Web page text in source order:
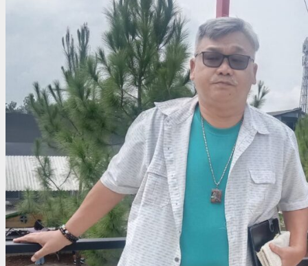
Keindahan
Alam
dan
Tradisi
di
Tentrem
Jiwo